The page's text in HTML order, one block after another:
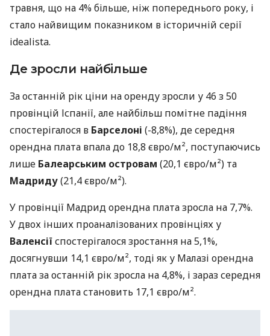
травня, що на 4% більше, ніж попереднього року, і
стало найвищим показником в історичній серії
idealista.
Де зросли найбільше
За останній рік ціни на оренду зросли у 46 з 50
провінцій Іспанії, але найбільш помітне падіння
спостерігалося в Барселоні (-8,8%), де середня
орендна плата впала до 18,8 євро/м², поступаючись
лише Балеарським островам (20,1 євро/м²) та
Мадриду(21,4 євро/м²).
У провінції Мадрид орендна плата зросла на 7,7%.
У двох інших проаналізованих провінціях у
Валенсіїспостерігалося зростання на 5,1%,
досягнувши 14,1 євро/м², тоді як у Малазі орендна
плата за останній рік зросла на 4,8%, і зараз середня
орендна плата становить 17,1 євро/м².